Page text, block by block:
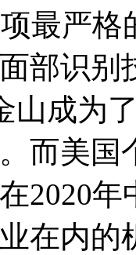
最严
部识别
山成为
而美国
2020
在内的